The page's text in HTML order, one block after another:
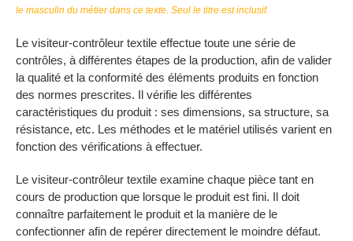
le masculin du métier dans ce texte. Seul le titre est inclusif.
Le visiteur-contrôleur textile effectue toute une série de
contrôles, à différentes étapes de la production, afin de valider
la qualité et la conformité des éléments produits en fonction
des normes prescrites. Il vérifie les différentes
caractéristiques du produit : ses dimensions, sa structure, sa
résistance, etc. Les méthodes et le matériel utilisés varient en
fonction des vérifications à effectuer.
Le visiteur-contrôleur textile examine chaque pièce tant en
cours de production que lorsque le produit est fini. Il doit
connaître parfaitement le produit et la manière de le
confectionner afin de repérer directement le moindre défaut.